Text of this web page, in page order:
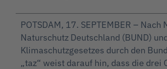
POTSDAM, 17. SEPTEMBER –
Naturschutz Deutschland (BUND)
Klimaschutzgesetzes durch den
„taz“ weist darauf hin, dass die drei